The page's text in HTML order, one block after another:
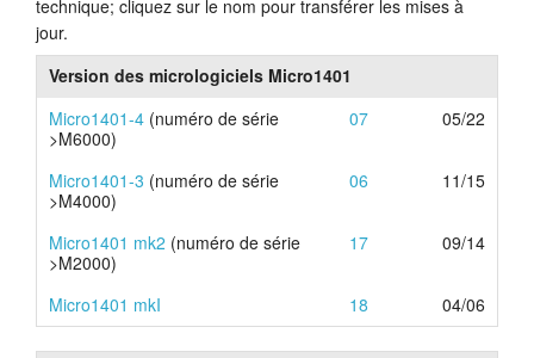
Tutoriels
Assistance
Revendeurs
technique; cliquez sur le nom pour transférer les mises à
jour.
Version des micrologiciels Micro1401
Micro1401-4 (numéro de série
>M6000)
07 05/22
Micro1401-3 (numéro de série
>M4000)
06 11/15
Micro1401 mk2 (numéro de série
>M2000)
17 09/14
Micro1401 mkI 18 04/06